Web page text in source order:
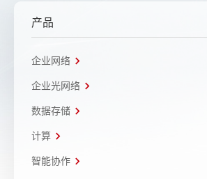
产品
企业网络
企业光网络
数据存储
计算
智能协作